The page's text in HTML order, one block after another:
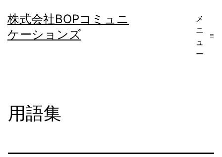
ン
テ
株式会社BOPコミュニ
ケーションズ
メ
ニ
ュ
ー
用語集